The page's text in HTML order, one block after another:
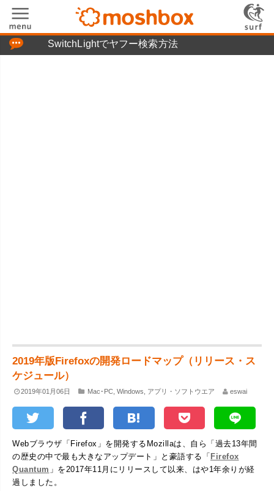
SwitchLightでヤフー検索方法
2019年版Firefoxの開発ロードマップ（リリース・ス
ケジュール）
2019年01月06日 Mac･PC, Windows アプリ・ソフトウエア eswai
Webブラウザ「Firefox」を開発するMozillaは、自ら「過去13年間
の歴史の中で最も大きなアップデート」と豪語する「Firefox
Quantum 」を2017年11月にリリースして以来、はや1年余りが経
過しました。
「つぶやき」の使い方